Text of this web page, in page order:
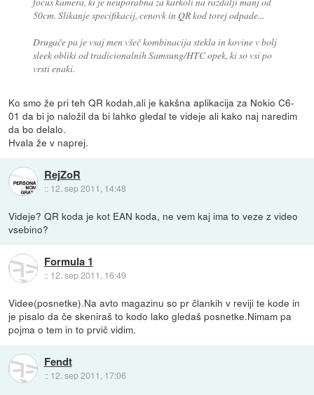
50cm. Slikanje specifikacij, cenovk in QR kod torej odpade...
Drugače pa je vsaj men všeč kombinacija stekla in kovine v bolj
sleek obliki od tradicionalnih Samsung/HTC opek, ki so vsi po
vrsti enaki.
Ko smo že pri teh QR kodah,ali je kakšna aplikacija za Nokio C6-
01 da bi jo naložil da bi lahko gledal te videje ali kako naj naredim
da bo delalo.
Hvala že v naprej.
RejZoR
:: 12. sep 2011, 14:48
Videje? QR koda je kot EAN koda, ne vem kaj ima to veze z video
vsebino?
Formula 1
:: 12. sep 2011, 16:49
Videe(posnetke).Na avto magazinu so pr člankih v reviji te kode in
je pisalo da če skeniraš to kodo lako gledaš posnetke.Nimam pa
pojma o tem in to prvič vidim.
Fendt
:: 12. sep 2011, 17:06